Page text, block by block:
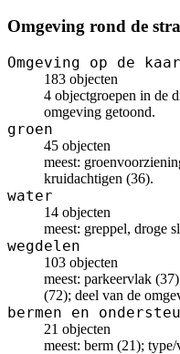
Omgeving rond de
Omgeving op de
183 objecten
4 objectgroepen in de
omgeving getoond.
groen
45 objecten
meest:
kruidachtigen (36).
water
14 objecten
meest: greppel, droge
wegdelen
103 objecten
meest: parkeervlak
(72); deel van de
bermen en
21 objecten
meest: berm (21);